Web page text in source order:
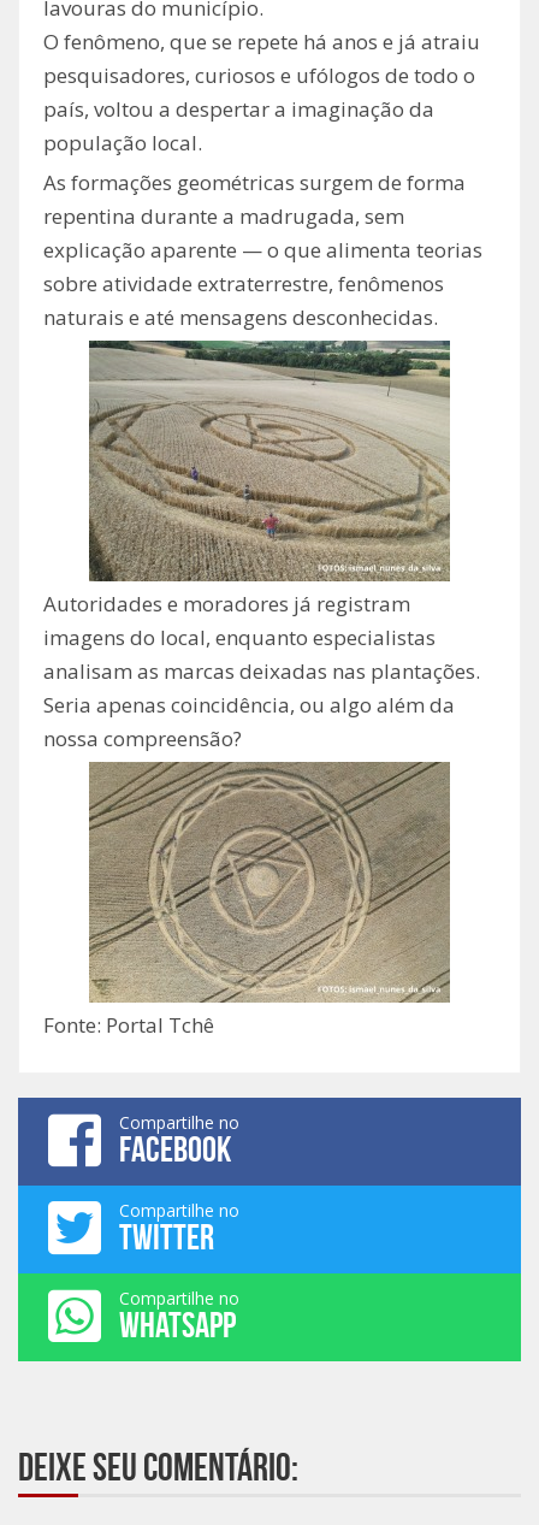
lavouras do município.
O fenômeno, que se repete há anos e já atraiu
pesquisadores, curiosos e ufólogos de todo o
país, voltou a despertar a imaginação da
população local.
As formações geométricas surgem de forma
repentina durante a madrugada, sem
explicação aparente — o que alimenta teorias
sobre atividade extraterrestre, fenômenos
naturais e até mensagens desconhecidas.
Autoridades e moradores já registram
imagens do local, enquanto especialistas
analisam as marcas deixadas nas plantações.
Seria apenas coincidência, ou algo além da
nossa compreensão?
Fonte: Portal Tchê
Compartilhe no
FACEBOOK
Compartilhe no
TWITTER
Compartilhe no
WHATSAPP
Deixe seu comentário: